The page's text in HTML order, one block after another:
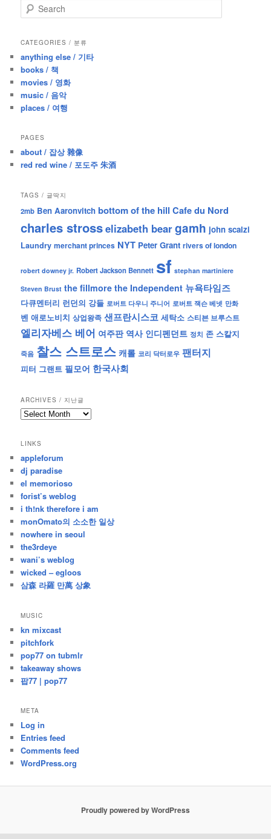
e
r
h
CATEGORIES / 분류
anything else / 기타
books / 책
movies / 영화
music / 음악
places / 여행
PAGES
about / 잡상 雜像
red red wine / 포도주 朱酒
TAGS / 글딱지
2mb Ben Aaronvitch bottom of the hill Cafe du Nord
charles strosselizabeth beargamh john scalzi
Laundry merchant princes NYT Peter Grant rivers of london
robert downey jr. Robert Jackson Bennett sf stephan martiniere
Steven Brust the fillmore the Independent 뉴욕타임즈
다큐멘터리 런던의 강들 로버트 다우니 주니어 로버트 잭슨 베넷 만화
벤 애로노비치 상업왕족 샌프란시스코 세탁소 스티븐 브루스트
엘리자베스 베어 여주판 역사 인디펜던트 정치 존 스칼지
죽음 찰스 스트로스 캐롤 코리 닥터로우 팬터지
피터 그랜트 필모어 한국사회
ARCHIVES / 지난글
archives
난
글
LINKS
appleforum
dj paradise
el memorioso
forist’s weblog
i th!nk therefore i am
monOmato의 소소한 일상
nowhere in seoul
the3rdeye
wani’s weblog
wicked – egloos
삼森 라羅 만萬 상象
MUSIC
kn mixcast
pitchfork
pop77 on tubmlr
takeaway shows
팝77 | pop77
META
Log in
Entries feed
Comments feed
WordPress.org
Proudly powered by WordPress